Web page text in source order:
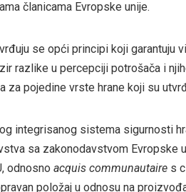
članicama Evropske unije.
se opći principi koji
razlike u percepciji potrošača i
za pojedine vrste hrane koji su
integrisanog sistema sigurnosti
sa zakonodavstvom
odnosno acquis communautaire s
položaj u odnosu na